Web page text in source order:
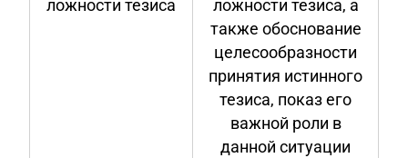
ложности тезиса
ложности тезиса, а
также обоснование
целесообразности
принятия истинного
тезиса, показ его
важной роли в
данной ситуации